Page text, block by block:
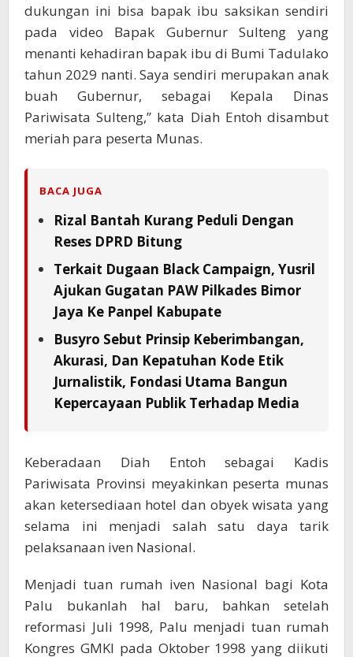
dukungan ini bisa bapak ibu saksikan sendiri
pada video Bapak Gubernur Sulteng yang
menanti kehadiran bapak ibu di Bumi Tadulako
tahun 2029 nanti. Saya sendiri merupakan anak
buah Gubernur, sebagai Kepala Dinas
Pariwisata Sulteng,” kata Diah Entoh disambut
meriah para peserta Munas.
BACA JUGA
Rizal Bantah Kurang Peduli Dengan
Reses DPRD Bitung
Terkait Dugaan Black Campaign, Yusril
Ajukan Gugatan PAW Pilkades Bimor
Jaya Ke Panpel Kabupate
Busyro Sebut Prinsip Keberimbangan,
Akurasi, Dan Kepatuhan Kode Etik
Jurnalistik, Fondasi Utama Bangun
Kepercayaan Publik Terhadap Media
Keberadaan Diah Entoh sebagai Kadis
Pariwisata Provinsi meyakinkan peserta munas
akan ketersediaan hotel dan obyek wisata yang
selama ini menjadi salah satu daya tarik
pelaksanaan iven Nasional.
Menjadi tuan rumah iven Nasional bagi Kota
Palu bukanlah hal baru, bahkan setelah
reformasi Juli 1998, Palu menjadi tuan rumah
Kongres GMKI pada Oktober 1998 yang diikuti